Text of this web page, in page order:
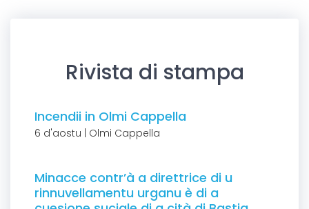
Rivista di stampa
Incendii in Olmi Cappella
6 d'aostu | Olmi Cappella
Minacce contr’à a direttrice di u
rinnuvellamentu urganu è di a